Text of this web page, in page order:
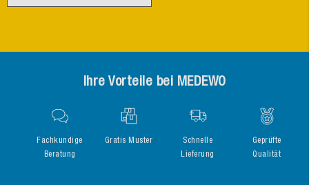
Ihre Vorteile bei MEDEWO
Fachkundige
Beratung
Gratis Muster
Schnelle
Lieferung
Geprüfte
Qualität